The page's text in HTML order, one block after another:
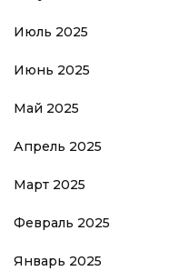
Июль 2025
Июнь 2025
Май 2025
Апрель 2025
Март 2025
Февраль 2025
Январь 2025